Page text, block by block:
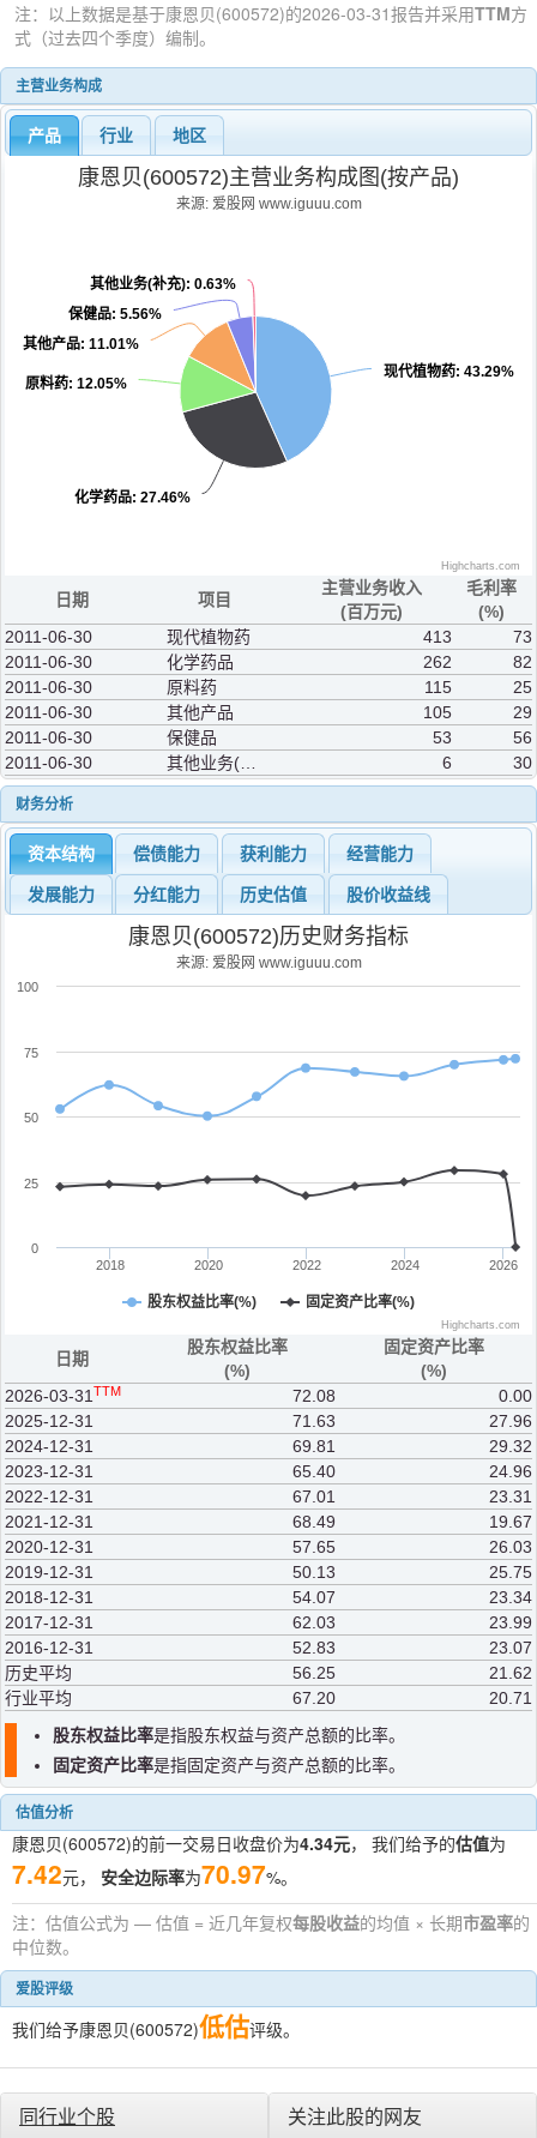
注：以上数据是基于康恩贝(600572)的2026-03-31报告并采用TTM方
式（过去四个季度）编制。
主营业务构成
产品 行业 地区
康恩贝(600572)主营业务构成图(按产品)
来源: 爱股网 www.iguuu.com
现代植物药: 43.29%
化学药品: 27.46%
原料药: 12.05%
其他产品: 11.01%
保健品: 5.56%
其他业务(补充): 0.63%
Highcharts.com
日期 项目
主营业务收入
(百万元)
毛利率
(%)
2011-06-30
现代植物药 413
73
2011-06-30
化学药品 262
82
2011-06-30
原料药 115
25
2011-06-30
其他产品 105
29
2011-06-30
保健品 53
56
2011-06-30
6 30
财务分析
资本结构 偿债能力 获利能力 经营能力
发展能力 分红能力 历史估值 股价收益线
康恩贝(600572)历史财务指标
来源: 爱股网 www.iguuu.com
股东权益比率(%) 固定资产比率(%)
2018 2020 2022 2024 2026
0
25
50
75
100
Highcharts.com
日期
股东权益比率
(%)
固定资产比率
(%)
2026-03-31 TTM 72.08
0.00
2025-12-31
71.63
27.96
2024-12-31
69.81
29.32
2023-12-31
65.40
24.96
2022-12-31
67.01
23.31
2021-12-31
68.49
19.67
2020-12-31
57.65
26.03
2019-12-31
50.13
25.75
2018-12-31
54.07
23.34
2017-12-31
62.03
23.99
2016-12-31
52.83
23.07
历史平均
56.25
21.62
行业平均
67.20
20.71
股东权益比率是指股东权益与资产总额的比率。
固定资产比率是指固定资产与资产总额的比率。
估值分析
康恩贝(600572)的前一交易日收盘价为4.34元， 我们给予的估值为
7.42元， 安全边际率为70.97%。
注：估值公式为 — 估值 = 近几年复权每股收益的均值 × 长期市盈率的
中位数。
爱股评级
我们给予康恩贝(600572)低估评级。
同行业个股 关注此股的网友